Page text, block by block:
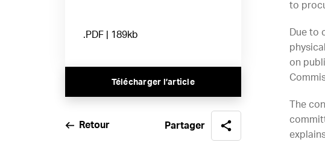
.PDF | 189kb
Télécharger l’article
Retour Partager
to
Due to
on
The